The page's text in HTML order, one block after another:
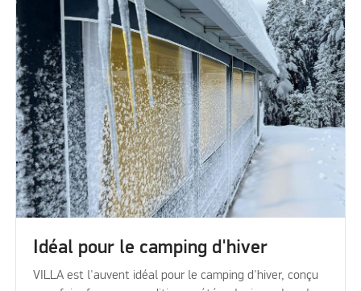
Idéal pour le camping d'hiver
VILLA est l'auvent idéal pour le camping d'hiver, conçu